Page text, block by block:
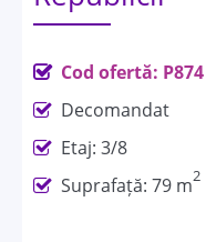
Cod ofertă: P874
Decomandat
Etaj: 3/8
Suprafață: 79 m2